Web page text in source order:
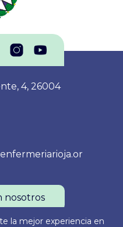
4, 26004
nosotros
la mejor experiencia en